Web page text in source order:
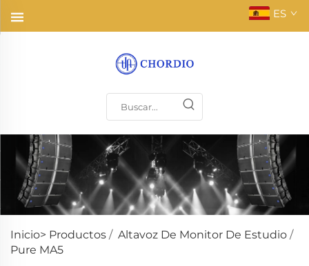
ES
Inicio> Productos / Altavoz De Monitor De Estudio /
Pure MA5